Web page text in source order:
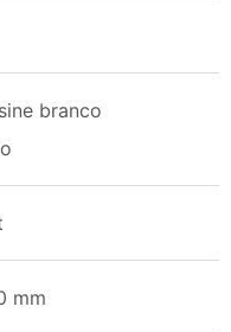
branco
mm